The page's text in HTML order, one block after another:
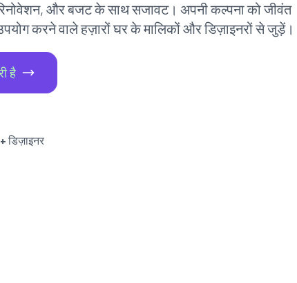
और बजट के साथ सजावट। अपनी कल्पना को जीवंत
करने वाले हज़ारों घर के मालिकों और डिज़ाइनरों से जुड़ें।
है
डिज़ाइनर